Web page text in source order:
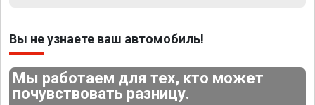
Вы не узнаете ваш автомобиль!
Мы работаем для тех, кто может
почувствовать разницу.